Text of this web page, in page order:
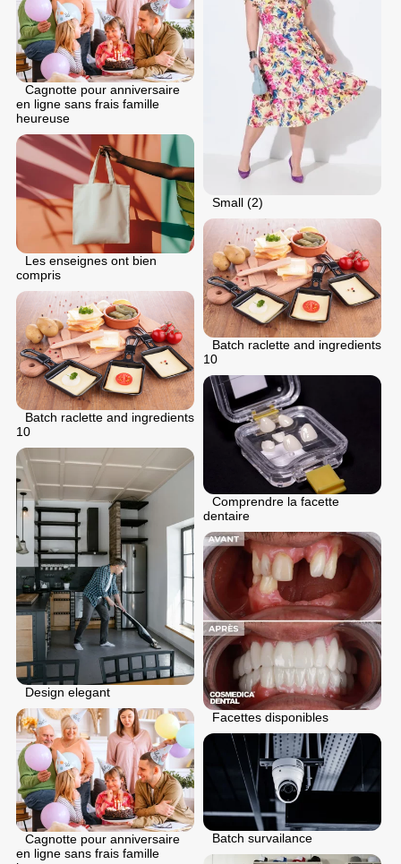
Small (2)
Cagnotte pour anniversaire
en ligne sans frais famille
heureuse
Les enseignes ont bien
compris
Batch raclette and ingredients
10
Batch raclette and ingredients
10
Comprendre la facette
dentaire
Design elegant
Facettes disponibles
Cagnotte pour anniversaire
en ligne sans frais famille
Batch survailance